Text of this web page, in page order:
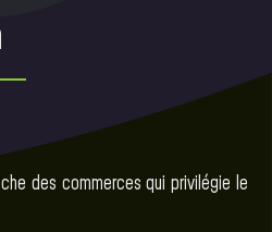
des commerces qui privilégie le